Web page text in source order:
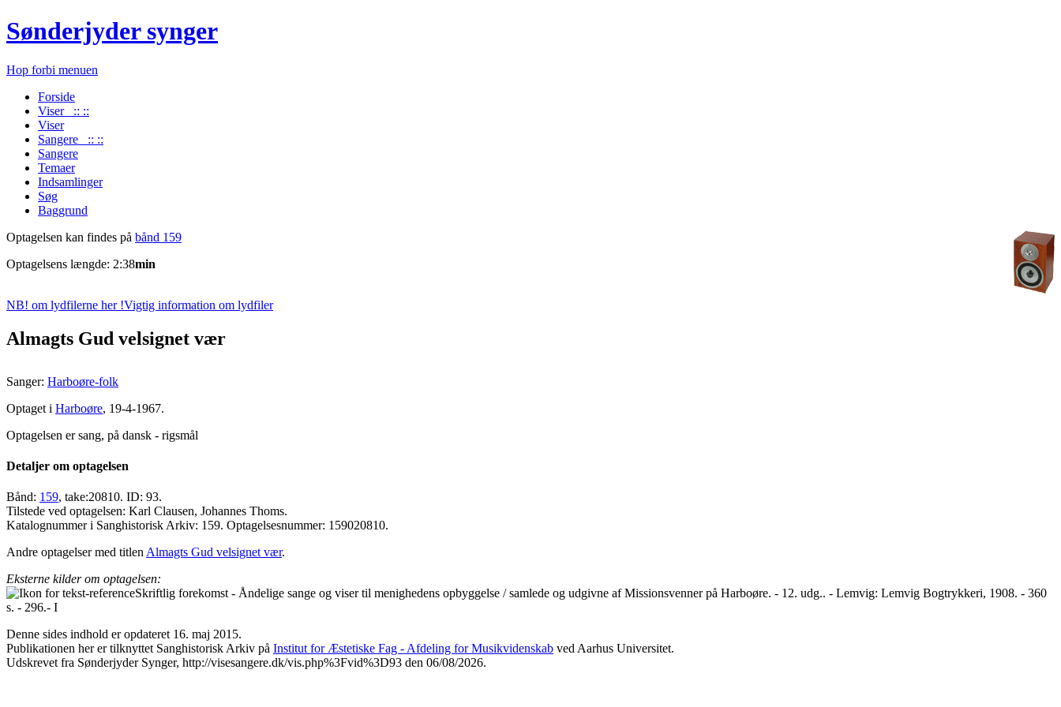
Sønderjyder synger
Hop forbi menuen
Forside
Viser :: ::
Viser
Sangere :: ::
Sangere
Temaer
Indsamlinger
Søg
Baggrund
Optagelsen kan findes på bånd 159
Optagelsens længde: 2:38min
NB! om lydfilerne her !Vigtig information om lydfiler
Almagts Gud velsignet vær
Sanger: Harboøre-folk
Optaget i Harboøre, 19-4-1967.
Optagelsen er sang, på dansk - rigsmål
Detaljer om optagelsen
Bånd: 159, take:20810. ID: 93.
Tilstede ved optagelsen: Karl Clausen, Johannes Thoms.
Katalognummer i Sanghistorisk Arkiv: 159. Optagelsesnummer: 159020810.
Andre optagelser med titlen Almagts Gud velsignet vær.
Eksterne kilder om optagelsen:
Skriftlig forekomst - Åndelige sange og viser til menighedens opbyggelse / samlede og udgivne af Missionsvenner på Harboøre. - 12. udg.. - Lemvig: Lemvig Bogtrykkeri, 1908. - 360
s. - 296.- I
Denne sides indhold er opdateret 16. maj 2015.
Publikationen her er tilknyttet Sanghistorisk Arkiv på Institut for Æstetiske Fag - Afdeling for Musikvidenskab ved Aarhus Universitet.
Udskrevet fra Sønderjyder Synger, http://visesangere.dk/vis.php%3Fvid%3D93 den 06/08/2026.